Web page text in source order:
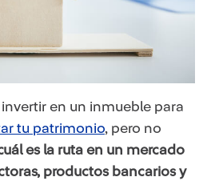
en un inmueble para
tu patrimonio​, pero no
es la ruta en un mercado
productos bancarios y